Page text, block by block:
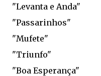
"Levanta e Anda"
"Passarinhos"
"Mufete"
"Triunfo"
"Boa Esperança"